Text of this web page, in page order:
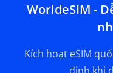
WorldeSIM -
Kích hoạt eSIM